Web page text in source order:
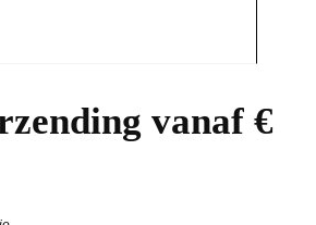
vanaf €